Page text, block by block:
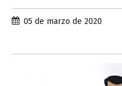
05 de marzo de 2020